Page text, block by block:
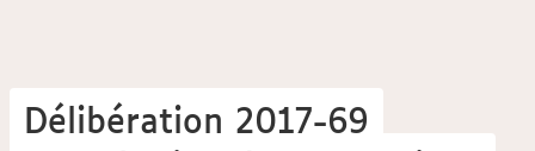
Délibération 2017-69